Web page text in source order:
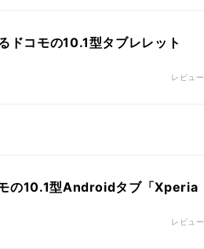
ドコモの10.1型タブレレット
レビュー
の10.1型Androidタブ「Xperia
レビュー